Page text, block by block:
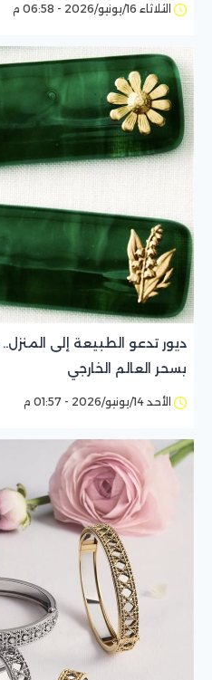
الثلاثاء 16/يونيو/2026 - 06:58 م
بسحر العالم الخارجي
الأحد 14/يونيو/2026 - 01:57 م